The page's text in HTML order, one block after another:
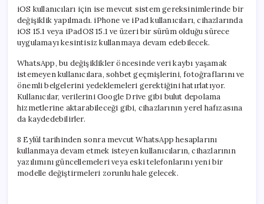
iOS kullanıcıları için ise mevcut sistem gereksinimlerinde bir
değişiklik yapılmadı. iPhone ve iPad kullanıcıları, cihazlarında
iOS 15.1 veya iPadOS 15.1 ve üzeri bir sürüm olduğu sürece
uygulamayı kesintisiz kullanmaya devam edebilecek.
WhatsApp, bu değişiklikler öncesinde veri kaybı yaşamak
istemeyen kullanıcılara, sohbet geçmişlerini, fotoğraflarını ve
önemli belgelerini yedeklemeleri gerektiğini hatırlatıyor.
Kullanıcılar, verilerini Google Drive gibi bulut depolama
hizmetlerine aktarabileceği gibi, cihazlarının yerel hafızasına
da kaydedebilirler.
8 Eylül tarihinden sonra mevcut WhatsApp hesaplarını
kullanmaya devam etmek isteyen kullanıcıların, cihazlarının
yazılımını güncellemeleri veya eski telefonlarını yeni bir
modelle değiştirmeleri zorunlu hale gelecek.